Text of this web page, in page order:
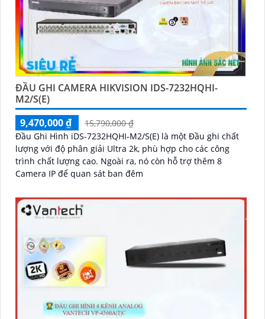
ĐẦU GHI CAMERA HIKVISION IDS-7232HQHI-
M2/S(E)
9,470,000 ₫
15,790,000 ₫
Đầu Ghi Hình iDS-7232HQHI-M2/S(E) là một Đầu ghi chất
lượng với độ phân giải Ultra 2k, phù hợp cho các công
trình chất lượng cao. Ngoài ra, nó còn hỗ trợ thêm 8
Camera IP để quan sát ban đêm